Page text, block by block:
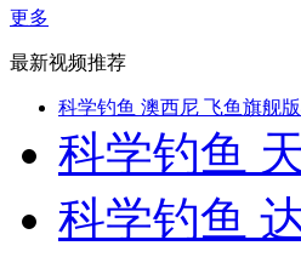
更多
最新视频推荐
科学钓鱼 澳西尼 飞鱼旗舰
科学钓鱼
科学钓鱼